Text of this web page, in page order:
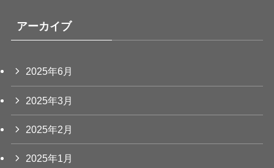
アーカイブ
2025年6月
2025年3月
2025年2月
2025年1月